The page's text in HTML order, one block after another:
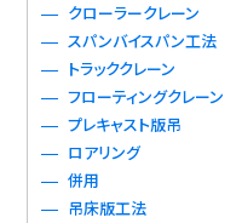
クローラークレーン
スパンバイスパン工法
トラッククレーン
フローティングクレーン
プレキャスト版吊
ロアリング
併用
吊床版工法